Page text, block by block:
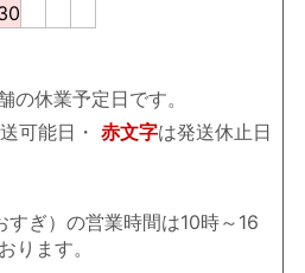
の休業予定日です。
可能日・ 赤文字は発送休止日
ぎ）の営業時間は10時～16
ります。